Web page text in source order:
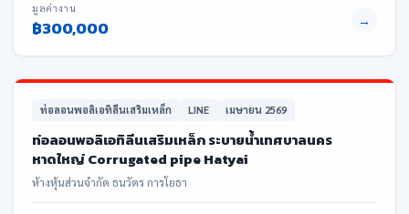
มูลค่างาน
฿300,000 →
ท่อลอนพอลิเอทิลีนเสริมเหล็ก LINE เมษายน 2569
ท่อลอนพอลิเอทิลีนเสริมเหล็ก ระบายน้ำเทศบาลนคร
หาดใหญ่ Corrugated pipe Hatyai
ห้างหุ้นส่วนจำกัด ธนวัตร การโยธา